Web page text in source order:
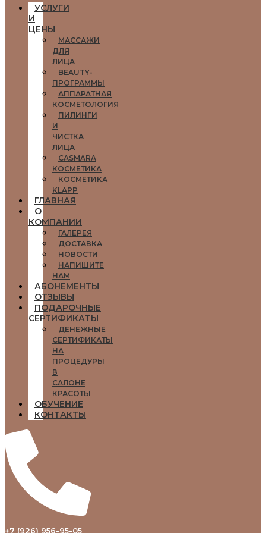
УСЛУГИ
И
ЦЕНЫ
МАССАЖИ
ДЛЯ
ЛИЦА
BEAUTY-
ПРОГРАММЫ
АППАРАТНАЯ
КОСМЕТОЛОГИЯ
ПИЛИНГИ
И
ЧИСТКА
ЛИЦА
CASMARA
КОСМЕТИКА
КОСМЕТИКА
KLAPP
ГЛАВНАЯ
О
КОМПАНИИ
ГАЛЕРЕЯ
ДОСТАВКА
НОВОСТИ
НАПИШИТЕ
НАМ
АБОНЕМЕНТЫ
ОТЗЫВЫ
ПОДАРОЧНЫЕ
СЕРТИФИКАТЫ
ДЕНЕЖНЫЕ
СЕРТИФИКАТЫ
НА
ПРОЦЕДУРЫ
В
САЛОНЕ
КРАСОТЫ
ОБУЧЕНИЕ
КОНТАКТЫ
+7 (926) 956-95-05